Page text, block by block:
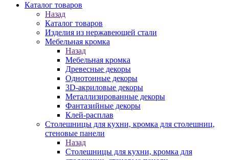
Каталог товаров
Назад
Каталог товаров
Изделия из нержавеющей стали
Мебельная кромка
Назад
Мебельная кромка
Древесные декоры
Однотонные декоры
3D-акриловые декоры
Металлизированные декоры
Фантазийные декоры
Клей-расплав
Столешницы для кухни, кромка для столешниц,
стеновые панели
Назад
Столешницы для кухни, кромка для